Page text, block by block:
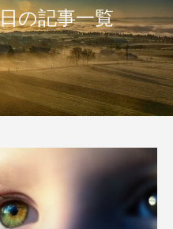
の記事一覧